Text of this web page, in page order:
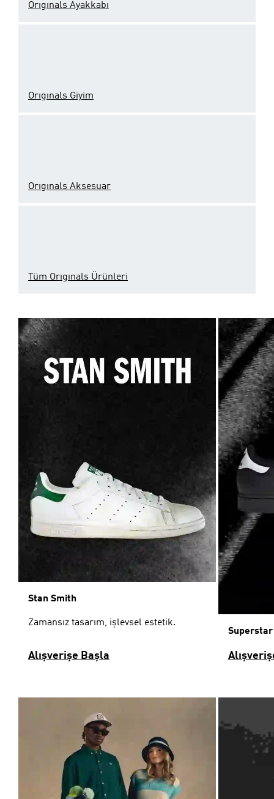
Orıgınals Ayakkabı
Orıgınals Giyim
Orıgınals Aksesuar
Tüm Orıgınals Ürünleri
Stan Smith
Zamansız tasarım, işlevsel estetik.
Alışverişe Başla
Superstar